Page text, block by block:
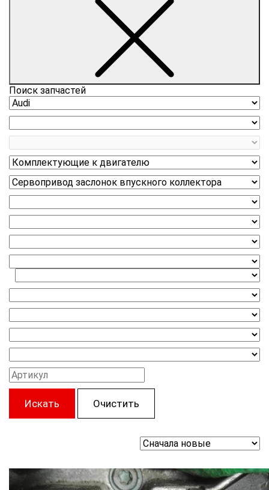
Поиск запчастей
Искать Очистить